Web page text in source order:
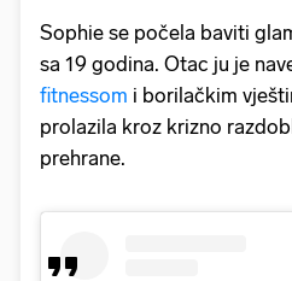
Sophie se počela baviti
sa 19 godina. Otac ju je
fitnessom i borilačkim
prolazila kroz krizno
prehrane.